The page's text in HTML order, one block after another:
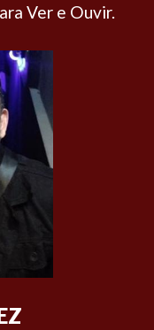
Ver e Ouvir.